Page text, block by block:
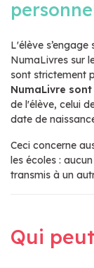
L'élève
NumaLivres sur
sont strictement
NumaLivre sont
de l'élève, celui
date de
Ceci concerne
les écoles :
transmis à un
Qui